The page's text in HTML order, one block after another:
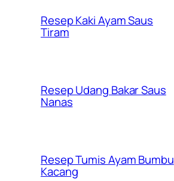
Resep Kaki Ayam Saus
Tiram
Resep Udang Bakar Saus
Nanas
Resep Tumis Ayam Bumbu
Kacang